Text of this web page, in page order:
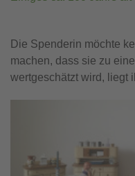
Die Spenderin möchte
machen, dass sie zu
wertgeschätzt wird, liegt